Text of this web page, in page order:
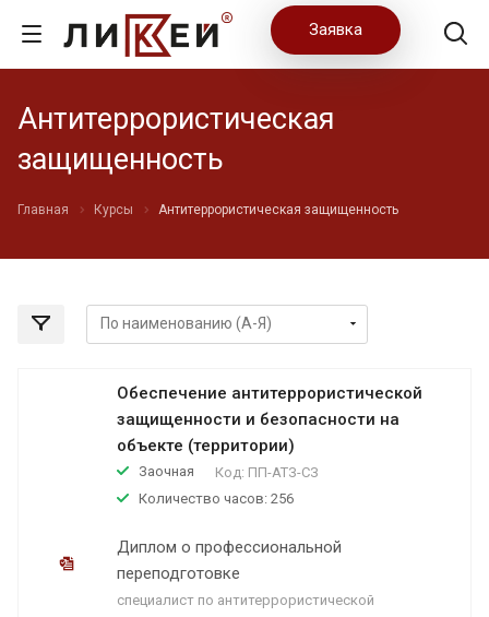
Заявка
Антитеррористическая
защищенность
Главная Курсы Антитеррористическая защищенность
Обеспечение антитеррористической
защищенности и безопасности на
объекте (территории)
Заочная Код: ПП-АТЗ-СЗ
Количество часов: 256
Диплом о профессиональной
переподготовке
специалист по антитеррористической